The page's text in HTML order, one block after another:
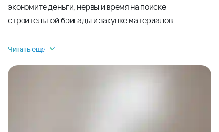
экономите деньги, нервы и время на поиске
строительной бригады и закупке материалов.
Читать еще